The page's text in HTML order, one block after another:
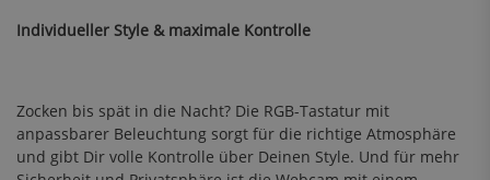
Individueller Style & maximale Kontrolle
Zocken bis spät in die Nacht? Die RGB-Tastatur mit
anpassbarer Beleuchtung sorgt für die richtige Atmosphäre
und gibt Dir volle Kontrolle über Deinen Style. Und für mehr